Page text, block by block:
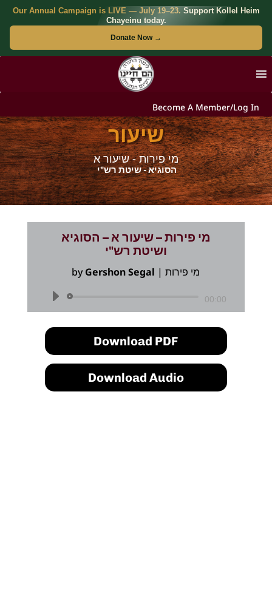
Our Annual Campaign is LIVE — July 19–23. Support Kollel Heim
Chayeinu today.
Donate Now →
Become A Member/Log In
שיעור
מי פירות - שיעור א
הסוגיא - שיטת רש"י
מי פירות – שיעור א – הסוגיא
ושיטת רש"י
byGershon Segal |מי פירות
Player
00:00
Download PDF
Download Audio